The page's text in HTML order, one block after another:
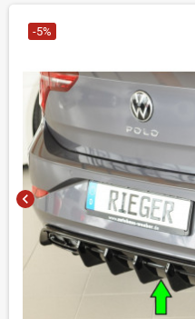
chevron_left
-5%